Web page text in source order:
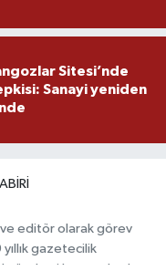
Sitesi’nde
Sanayi yeniden
ve editör olarak görev
yıllık gazetecilik